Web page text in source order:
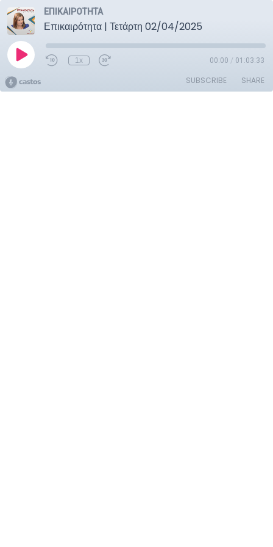
ΕΠΙΚΑΙΡΟΤΗΤΑ
Επικαιρότητα | Τετάρτη 02/04/2025
1x 00:00 / 01:03:33
SUBSCRIBE SHARE